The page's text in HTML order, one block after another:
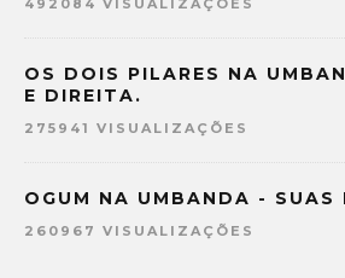
OS DOIS PILARES NA
E DIREITA.
275941 VISUALIZAÇÕES
OGUM NA UMBANDA - SUAS
260967 VISUALIZAÇÕES